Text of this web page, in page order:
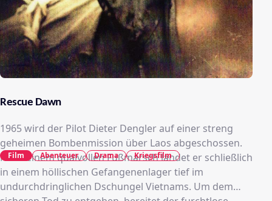
Rescue Dawn
1965 wird der Pilot Dieter Dengler auf einer streng
geheimen Bombenmission über Laos abgeschossen.
Nach einem qualvollen Fußmarsch landet er schließlich
in einem höllischen Gefangenenlager tief im
undurchdringlichen Dschungel Vietnams. Um dem
Film Abenteuer Drama Kriegsfilm